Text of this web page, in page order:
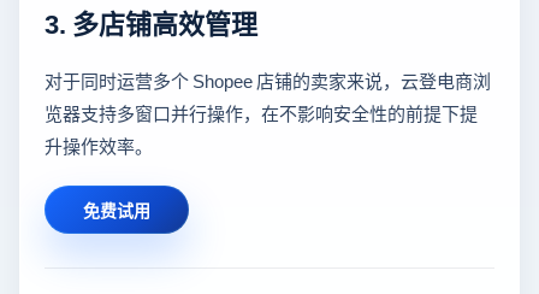
3. 多店铺高效管理
对于同时运营多个 Shopee 店铺的卖家来说，云登电商浏
览器支持多窗口并行操作，在不影响安全性的前提下提
升操作效率。
免费试用